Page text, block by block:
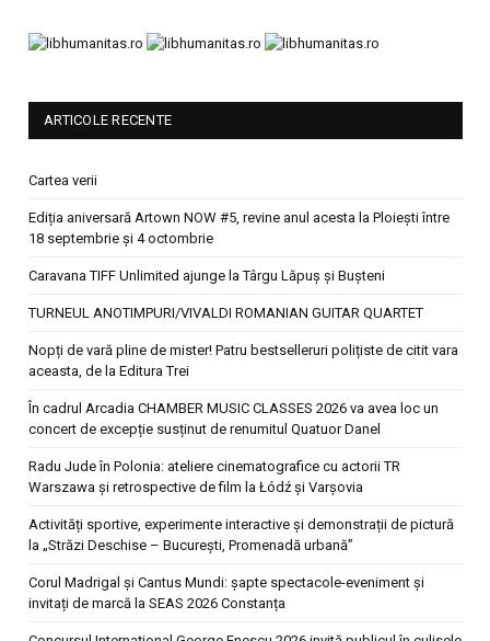
ARTICOLE RECENTE
Cartea verii
Ediția aniversară Artown NOW #5, revine anul acesta la Ploiești între
18 septembrie și 4 octombrie
Caravana TIFF Unlimited ajunge la Târgu Lăpuș și Bușteni
TURNEUL ANOTIMPURI/VIVALDI ROMANIAN GUITAR QUARTET
Nopți de vară pline de mister! Patru bestselleruri polițiste de citit vara
aceasta, de la Editura Trei
În cadrul Arcadia CHAMBER MUSIC CLASSES 2026 va avea loc un
concert de excepție susținut de renumitul Quatuor Danel
Radu Jude în Polonia: ateliere cinematografice cu actorii TR
Warszawa și retrospective de film la Łódź și Varșovia
Activități sportive, experimente interactive și demonstrații de pictură
la „Străzi Deschise – București, Promenadă urbană”
Corul Madrigal și Cantus Mundi: șapte spectacole-eveniment și
invitați de marcă la SEAS 2026 Constanța